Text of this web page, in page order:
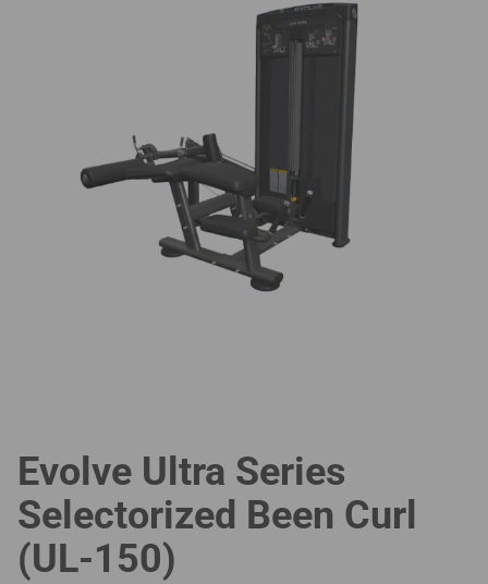
Evolve Ultra Series
Selectorized Been Curl
(UL-150)